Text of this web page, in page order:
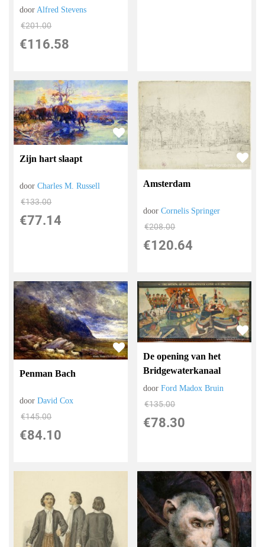
doorAlfred Stevens
€201.00
€116.58
Zijn hart slaapt
doorCharles M. Russell
€133.00
€77.14
Amsterdam
doorCornelis Springer
€208.00
€120.64
Penman Bach
doorDavid Cox
€145.00
€84.10
De opening van het
Bridgewaterkanaal
doorFord Madox Bruin
€135.00
€78.30